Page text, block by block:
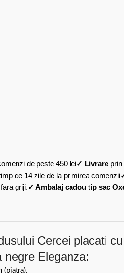
de peste 450 lei✓ Livrare
de 14 zile de la primirea comenzii
griji.✓ Ambalaj cadou tip sac
Cercei placati
negre Eleganza:
(piatra).